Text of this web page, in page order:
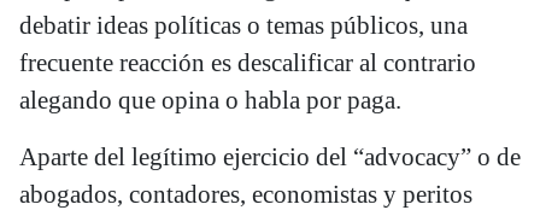
debatir ideas políticas o temas públicos, una
frecuente reacción es descalificar al contrario
alegando que opina o habla por paga.
Aparte del legítimo ejercicio del “advocacy” o de
abogados, contadores, economistas y peritos